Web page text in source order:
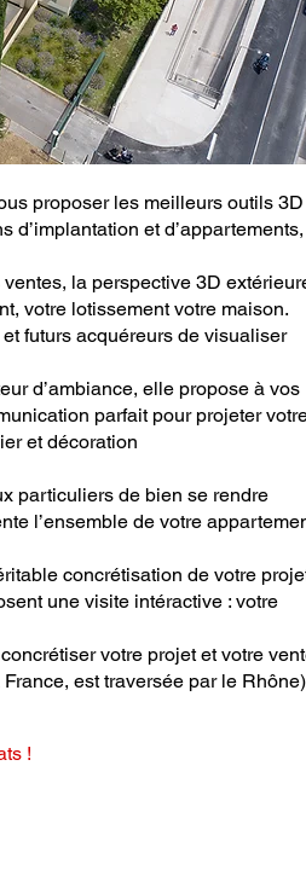
proposer les meilleurs outils 3D
d’implantation et d’appartements,
la perspective 3D
votre lotissement votre maison.
futurs acquéreurs de visualiser
d’ambiance, elle propose à vos
parfait pour projeter
et décoration
particuliers de bien se rendre
l’ensemble de votre
concrétisation de votre
une visite intéractive : votre
votre projet et votre
est traversée par le
!